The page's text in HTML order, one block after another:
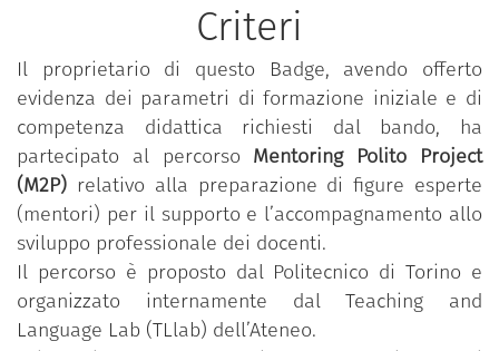
Criteri
Il proprietario di questo Badge, avendo offerto
evidenza dei parametri di formazione iniziale e di
competenza didattica richiesti dal bando, ha
partecipato al percorso Mentoring Polito Project
(M2P) relativo alla preparazione di figure esperte
(mentori) per il supporto e l’accompagnamento allo
sviluppo professionale dei docenti.
Il percorso è proposto dal Politecnico di Torino e
organizzato internamente dal Teaching and
Language Lab (TLlab) dell’Ateneo.